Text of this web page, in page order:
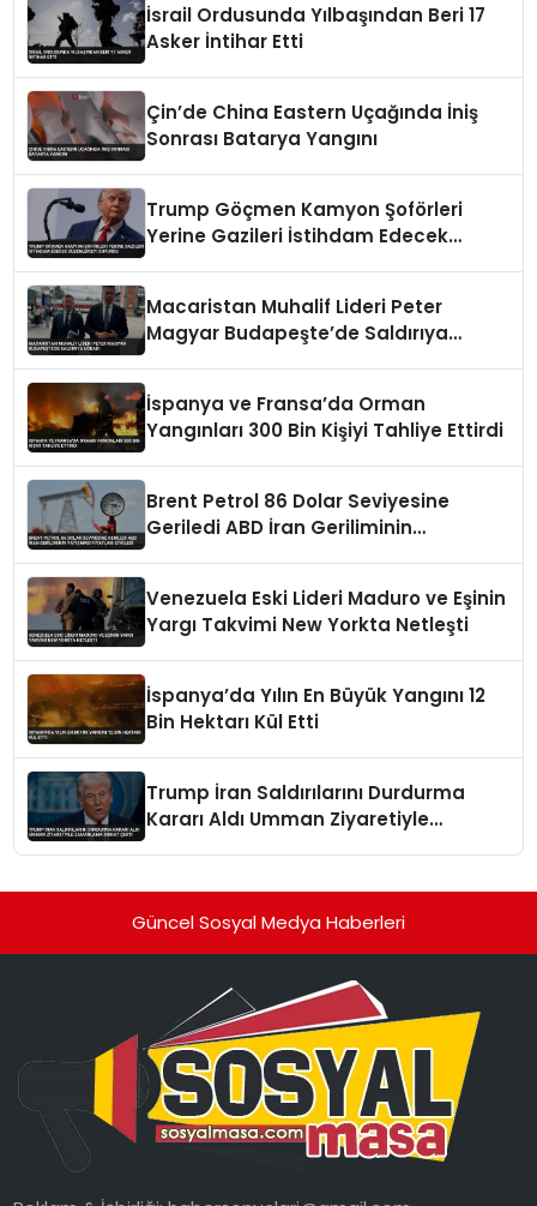
İsrail Ordusunda Yılbaşından Beri 17
Asker İntihar Etti
Çin’de China Eastern Uçağında İniş
Sonrası Batarya Yangını
Trump Göçmen Kamyon Şoförleri
Yerine Gazileri İstihdam Edecek
Macaristan Muhalif Lideri Peter
Magyar Budapeşte’de Saldırıya
İspanya ve Fransa’da Orman
Yangınları 300 Bin Kişiyi Tahliye Ettirdi
Brent Petrol 86 Dolar Seviyesine
Geriledi ABD İran Geriliminin
Venezuela Eski Lideri Maduro ve Eşinin
Yargı Takvimi New Yorkta Netleşti
İspanya’da Yılın En Büyük Yangını 12
Bin Hektarı Kül Etti
Trump İran Saldırılarını Durdurma
Kararı Aldı Umman Ziyaretiyle
Güncel Sosyal Medya Haberleri